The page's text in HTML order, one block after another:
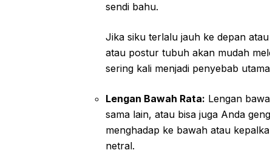
sendi bahu.
Jika siku terlalu jauh ke depan
atau postur tubuh akan mudah
sering kali menjadi penyebab
Lengan Bawah Rata: Lengan
sama lain, atau bisa juga Anda
menghadap ke bawah atau
netral.